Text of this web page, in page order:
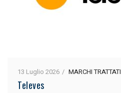
13 Luglio 2026 MARCHI TRATTATI
Televes